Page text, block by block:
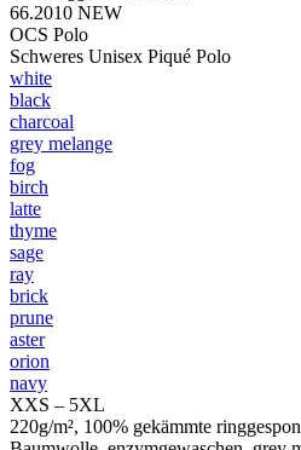
66.2010 NEW
OCS Polo
Schweres Unisex Piqué Polo
white
black
charcoal
grey melange
fog
birch
latte
thyme
sage
ray
brick
prune
aster
orion
navy
XXS – 5XL
220g/m², 100% gekämmte